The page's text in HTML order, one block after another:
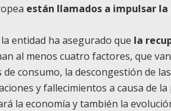
están llamados a impulsar
entidad ha asegurado que la
al menos cuatro factores, que
de consumo, la descongestión de
y fallecimientos a causa de
la economía y también la